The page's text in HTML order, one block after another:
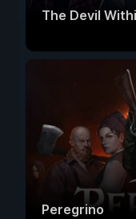
The Devil
Peregrino